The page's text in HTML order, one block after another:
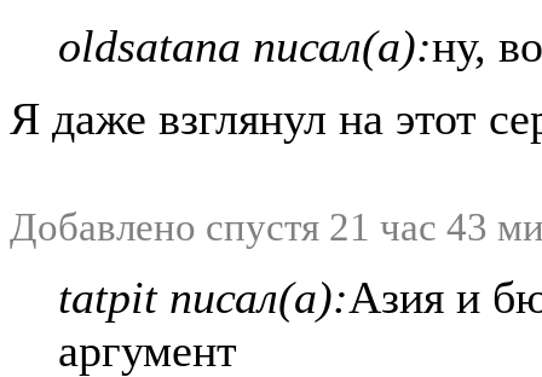
oldsatana писал(а):ну,
Я даже взглянул на этот
Добавлено спустя 21 час 43
tatpit писал(а):Азия и
аргумент